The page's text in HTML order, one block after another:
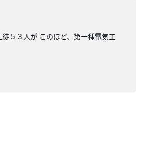
５３人が このほど、第一種電気工